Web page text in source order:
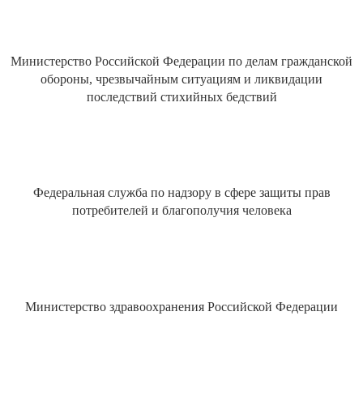
Министерство Российской Федерации по делам гражданской
обороны, чрезвычайным ситуациям и ликвидации
последствий стихийных бедствий
Федеральная служба по надзору в сфере защиты прав
потребителей и благополучия человека
Министерство здравоохранения Российской Федерации